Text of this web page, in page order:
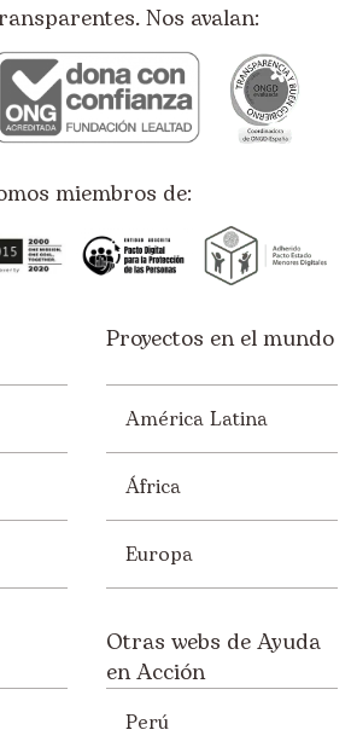
Nos avalan:
miembros de:
Proyectos en el mundo
América Latina
África
Europa
Otras webs de Ayuda
en Acción
Perú